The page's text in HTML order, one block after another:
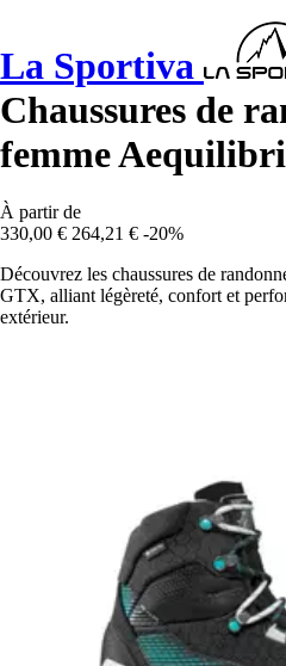
La Sportiva
Chaussures de
femme
À partir de
330,00 € 264,21 € -20%
Découvrez les chaussures de
GTX, alliant légèreté, confort et
extérieur.